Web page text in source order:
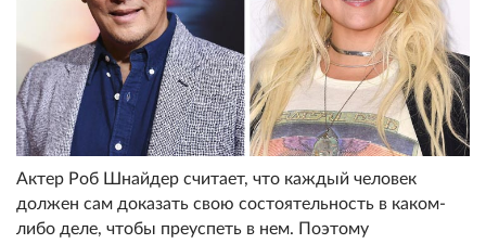
Актер Роб Шнайдер считает, что каждый человек
должен сам доказать свою состоятельность в каком-
либо деле, чтобы преуспеть в нем. Поэтому